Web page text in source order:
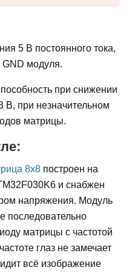
5 В постоянного тока,
модуля.
при снижении
В, при незначительном
матрицы.
8x8 построен на
и снабжен
напряжения. Модуль
последовательно
матрицы с частотой
глаз не замечает
всё изображение